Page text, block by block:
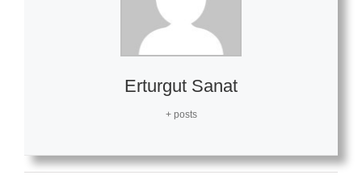
Erturgut Sanat
+ posts